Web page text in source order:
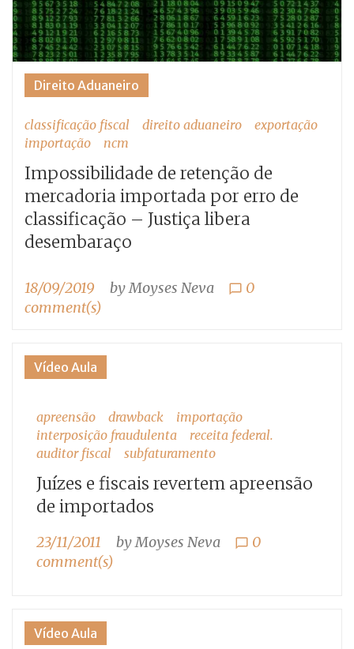
Direito Aduaneiro
classificação fiscal direito aduaneiro
exportação
importação
ncm
Impossibilidade de retenção de
mercadoria importada por erro de
classificação – Justiça libera
desembaraço
18/09/2019 by Moyses Neva chat_bubble_outline 0
comment(s)
Vídeo Aula
apreensão drawback
importação
interposição fraudulenta
receita federal.
auditor fiscal
subfaturamento
Juízes e fiscais revertem apreensão
de importados
23/11/2011 by Moyses Neva chat_bubble_outline 0
comment(s)
Vídeo Aula